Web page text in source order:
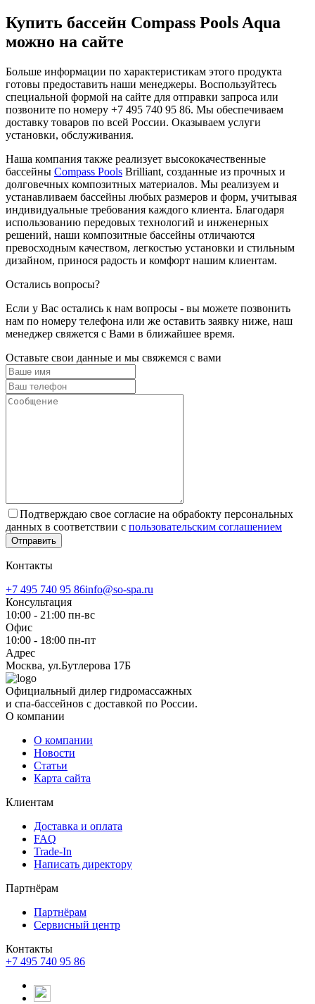
Купить бассейн Compass Pools Aqua
можно на сайте
Больше информации по характеристикам этого продукта
готовы предоставить наши менеджеры. Воспользуйтесь
специальной формой на сайте для отправки запроса или
позвоните по номеру +7 495 740 95 86. Мы обеспечиваем
доставку товаров по всей России. Оказываем услуги
установки, обслуживания.
Наша компания также реализует высококачественные
бассейны Compass Pools Brilliant, созданные из прочных и
долговечных композитных материалов. Мы реализуем и
устанавливаем бассейны любых размеров и форм, учитывая
индивидуальные требования каждого клиента. Благодаря
использованию передовых технологий и инженерных
решений, наши композитные бассейны отличаются
превосходным качеством, легкостью установки и стильным
дизайном, принося радость и комфорт нашим клиентам.
Остались вопросы?
Если у Вас остались к нам вопросы - вы можете позвонить
нам по номеру телефона или же оставить заявку ниже, наш
менеджер свяжется с Вами в ближайшее время.
Оставьте свои данные и мы свяжемся с вами
Подтверждаю свое согласие на обрабокту персональных
данных в соответствии с пользовательским соглашением
Отправить
Контакты
+7 495 740 95 86info@so-spa.ru
Консультация
10:00 - 21:00 пн-вс
Офис
10:00 - 18:00 пн-пт
Адрес
Москва, ул.Бутлерова 17Б
Официальный дилер гидромассажных
и спа-бассейнов с доставкой по России.
О компании
О компании
Новости
Статьи
Карта сайта
Клиентам
Доставка и оплата
FAQ
Trade-In
Написать директору
Партнёрам
Партнёрам
Сервисный центр
Контакты
+7 495 740 95 86